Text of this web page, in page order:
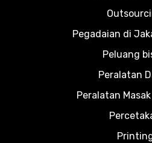
Pegadaian di
Peluang
Peralatan
Peralatan